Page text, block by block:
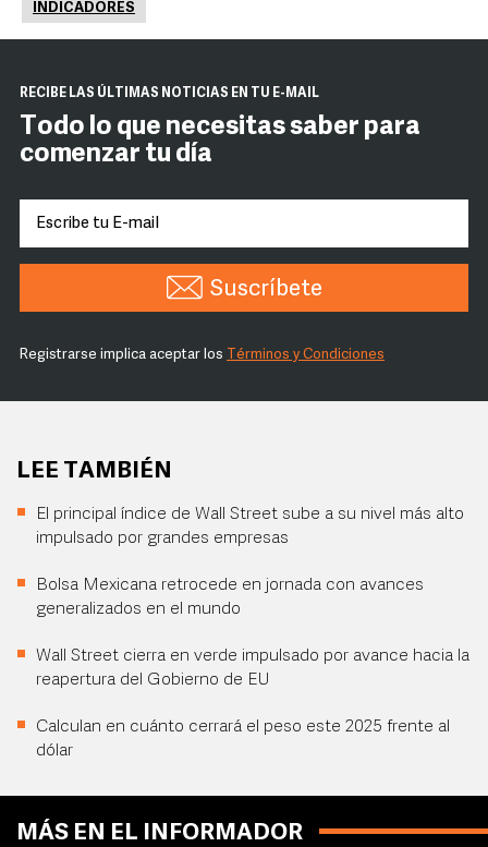
INDICADORES
RECIBE LAS ÚLTIMAS NOTICIAS EN TU E-MAIL
Todo lo que necesitas saber para
comenzar tu día
Suscríbete
Registrarse implica aceptar los Términos y Condiciones
LEE TAMBIÉN
El principal índice de Wall Street sube a su nivel más alto
impulsado por grandes empresas
Bolsa Mexicana retrocede en jornada con avances
generalizados en el mundo
Wall Street cierra en verde impulsado por avance hacia la
reapertura del Gobierno de EU
Calculan en cuánto cerrará el peso este 2025 frente al
dólar
MÁS EN EL INFORMADOR